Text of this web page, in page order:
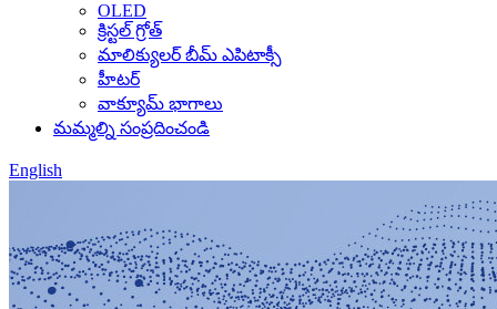
OLED
క్రిస్టల్ గ్రోత్
మాలిక్యులర్ బీమ్ ఎపిటాక్సీ
హీటర్
వాక్యూమ్ భాగాలు
మమ్మల్ని సంప్రదించండి
English